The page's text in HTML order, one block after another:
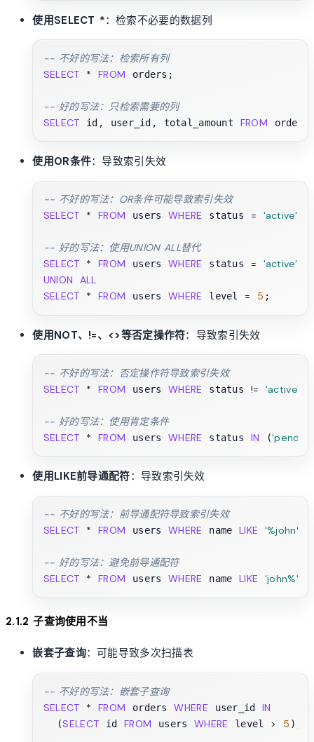
使用SELECT *：检索不必要的数据列
-- 不好的写法：检索所有列
SELECT
* FROM orders;
-- 好的写法：只检索需要的列
SELECT id, user_id, total_amount FROM
使用OR条件：导致索引失效
-- 不好的写法：OR条件可能导致索引失效
SELECT
* FROM users WHERE status = 'active'
-- 好的写法：使用UNION ALL替代
SELECT
* FROM users WHERE status =
'active'
UNION
ALL
SELECT
* FROM users WHERE level = 5
使用NOT、!=、<>等否定操作符：导致索引失效
-- 不好的写法：否定操作符导致索引失效
SELECT
* FROM users WHERE status != 'active'
-- 好的写法：使用肯定条件
SELECT
* FROM users WHERE status IN (
使用LIKE前导通配符：导致索引失效
-- 不好的写法：前导通配符导致索引失效
SELECT
* FROM users WHERE name LIKE '%john%'
-- 好的写法：避免前导通配符
SELECT
* FROM users WHERE name LIKE 'john%'
2.1.2 子查询使用不当
嵌套子查询：可能导致多次扫描表
-- 不好的写法：嵌套子查询
SELECT
* FROM orders WHERE user_id IN
  (
SELECT id FROM users WHERE level > 5 );